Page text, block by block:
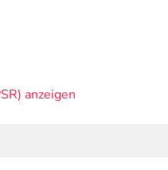
anzeigen